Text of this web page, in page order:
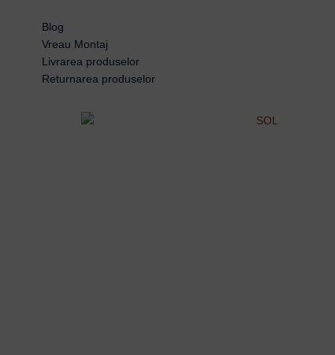
Blog
Vreau Montaj
Livrarea produselor
Returnarea produselor